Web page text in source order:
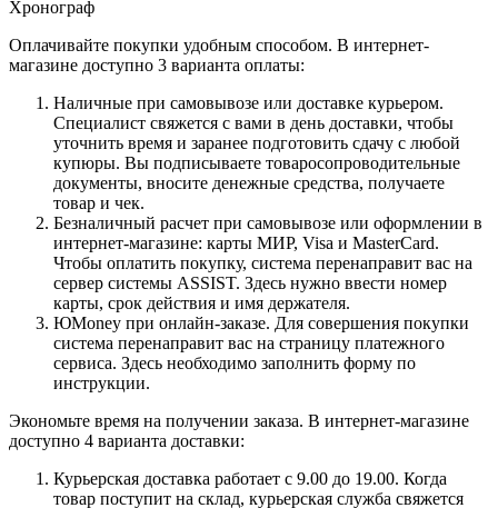
Хронограф
Оплачивайте покупки удобным способом. В интернет-
магазине доступно 3 варианта оплаты:
Наличные при самовывозе или доставке курьером.
Специалист свяжется с вами в день доставки, чтобы
уточнить время и заранее подготовить сдачу с любой
купюры. Вы подписываете товаросопроводительные
документы, вносите денежные средства, получаете
товар и чек.
Безналичный расчет при самовывозе или оформлении в
интернет-магазине: карты МИР, Visa и MasterCard.
Чтобы оплатить покупку, система перенаправит вас на
сервер системы ASSIST. Здесь нужно ввести номер
карты, срок действия и имя держателя.
ЮMoney при онлайн-заказе. Для совершения покупки
система перенаправит вас на страницу платежного
сервиса. Здесь необходимо заполнить форму по
инструкции.
Экономьте время на получении заказа. В интернет-магазине
доступно 4 варианта доставки:
Курьерская доставка работает с 9.00 до 19.00. Когда
товар поступит на склад, курьерская служба свяжется